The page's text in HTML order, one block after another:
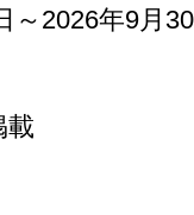
～2026年9月
載